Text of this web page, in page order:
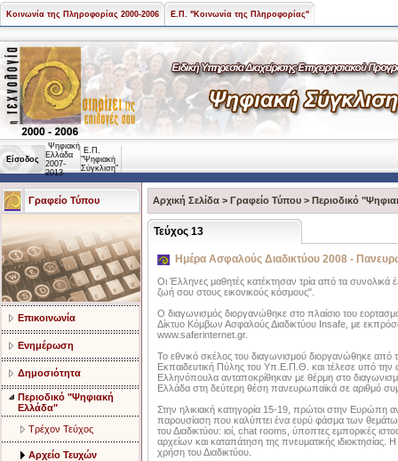
Κοινωνία της Πληροφορίας 2000-2006 Ε.Π. "Κοινωνία της Πληροφορίας"
Είσοδος
Ψηφιακή
Ελλάδα
2007-
2013
Ε.Π.
"Ψηφιακή
Σύγκλιση"
Γραφείο Τύπου
Επικοινωνία
Ενημέρωση
Δημοσιότητα
Περιοδικό "Ψηφιακή
Ελλάδα"
Τρέχον Τεύχος
Αρχείο Τευχών
Αρχική Σελίδα > Γραφείο Τύπου > Περιοδικό
Τεύχος 13
Ημέρα Ασφαλούς Διαδικτύου 2008 -
Οι Έλληνες μαθητές κατέκτησαν τρία από τα συνολικά
ζωή σου στους εικονικούς κόσμους".
Ο διαγωνισμός διοργανώθηκε στο πλαίσιο του
Δίκτυο Κόμβων Ασφαλούς Διαδικτύου Insafe, με
www.saferinternet.gr.
Το εθνικό σκέλος του διαγωνισμού διοργανώθηκε από
Εκπαιδευτική Πύλης του Υπ.Ε.Π.Θ. και τέλεσε υπό την
Ελληνόπουλα ανταποκρίθηκαν με θέρμη στο
Ελλάδα στη δεύτερη θέση πανευρωπαϊκά σε αριθμό
Στην ηλικιακή κατηγορία 15-19, πρώτοι στην Ευρώπη
παρουσίαση που καλύπτει ένα ευρύ φάσμα των
του Διαδικτύου: ιοί, chat rooms, ύποπτες εμπορικές
αρχείων και καταπάτηση της πνευματικής ιδιοκτησίας.
χρήση του Διαδικτύου.